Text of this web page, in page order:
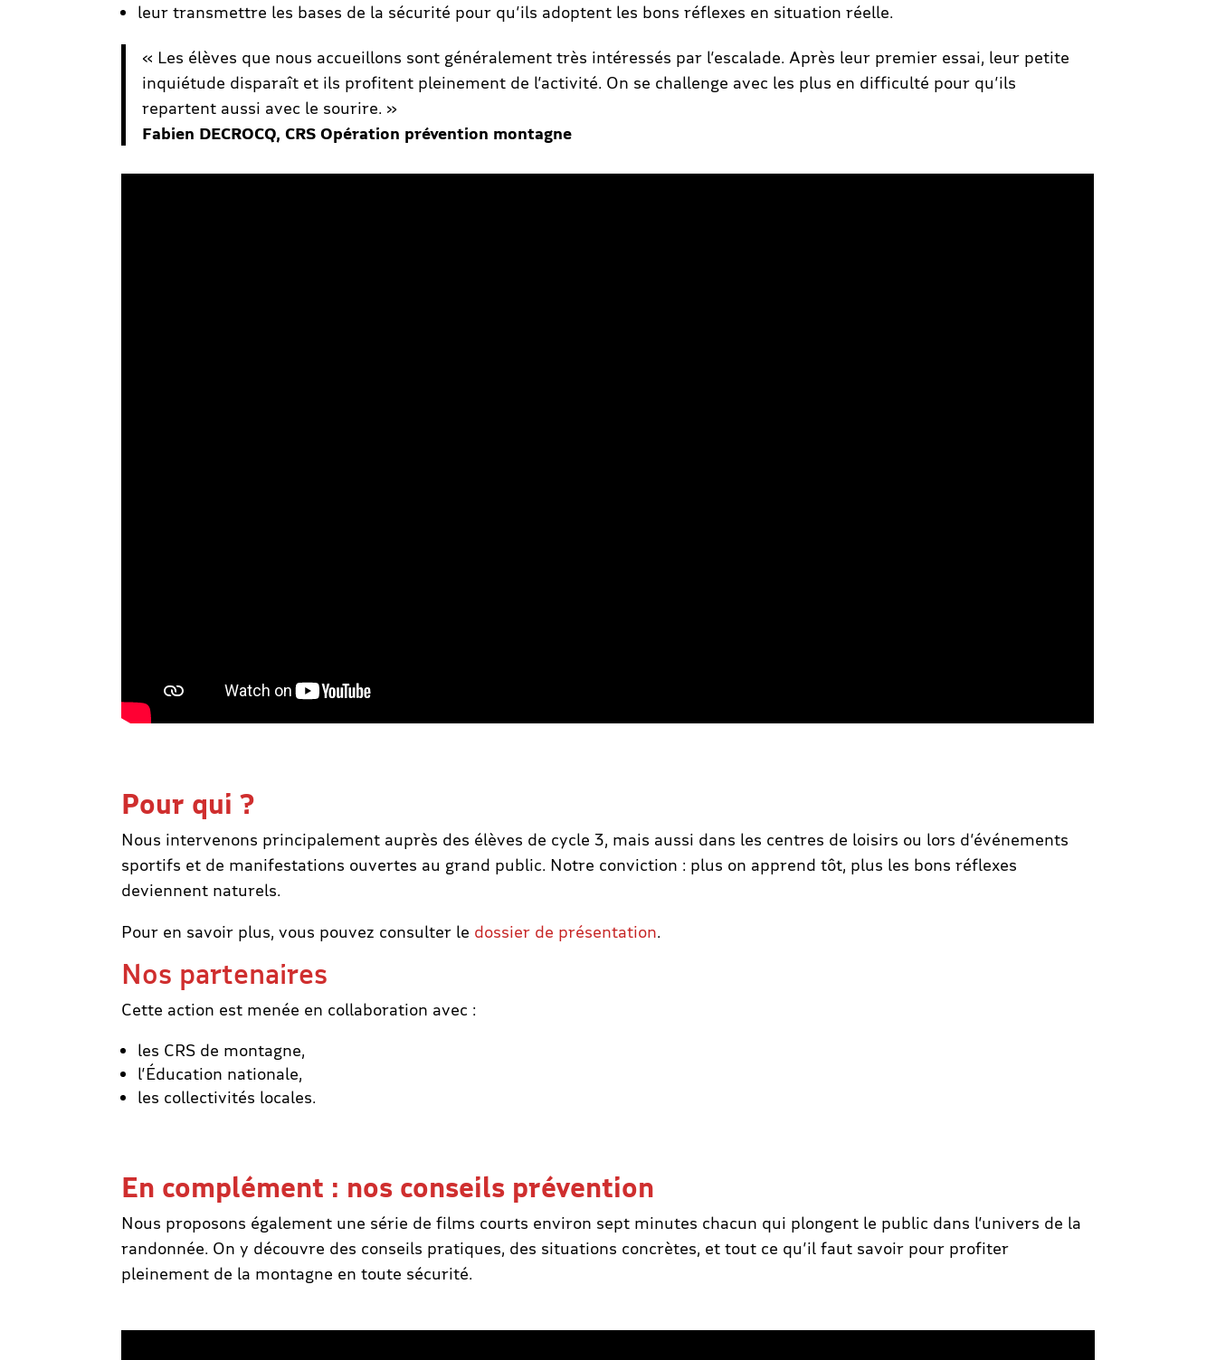
leur transmettre les bases de la sécurité pour qu’ils adoptent les bons réflexes en situation réelle.
« Les élèves que nous accueillons sont généralement très intéressés par l’escalade. Après leur premier essai, leur petite
inquiétude disparaît et ils profitent pleinement de l’activité. On se challenge avec les plus en difficulté pour qu’ils
repartent aussi avec le sourire. »
Fabien DECROCQ, CRS Opération prévention montagne
Pour qui ?
Nous intervenons principalement auprès des élèves de cycle 3, mais aussi dans les centres de loisirs ou lors d’événements
sportifs et de manifestations ouvertes au grand public. Notre conviction : plus on apprend tôt, plus les bons réflexes
deviennent naturels.
Pour en savoir plus, vous pouvez consulter le dossier de présentation.
Nos partenaires
Cette action est menée en collaboration avec :
les CRS de montagne,
l’Éducation nationale,
les collectivités locales.
En complément : nos conseils prévention
Nous proposons également une série de films courts environ sept minutes chacun qui plongent le public dans l’univers de la
randonnée. On y découvre des conseils pratiques, des situations concrètes, et tout ce qu’il faut savoir pour profiter
pleinement de la montagne en toute sécurité.